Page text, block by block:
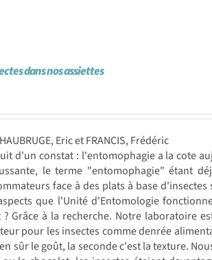
dans nos assiettes
Eric et FRANCIS, Frédéric
d'un constat : l'entomophagie a la cote
le terme "entomophagie" étant
face à des plats à base
que l'Unité d'Entomologie
Grâce à la recherche. Notre laboratoire
pour les insectes comme denrée
sûr le goût, la seconde c'est la texture.